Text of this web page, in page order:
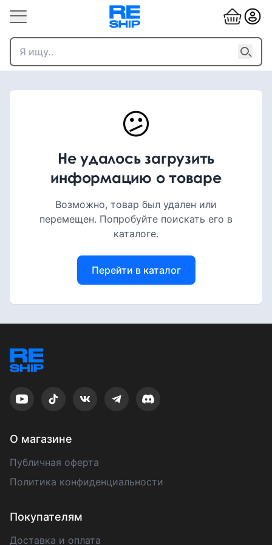
😕
Не удалось загрузить
информацию о товаре
Возможно, товар был удален или
перемещен. Попробуйте поискать его в
каталоге.
Перейти в каталог
О магазине
Публичная оферта
Политика конфиденциальности
Покупателям
Доставка и оплата